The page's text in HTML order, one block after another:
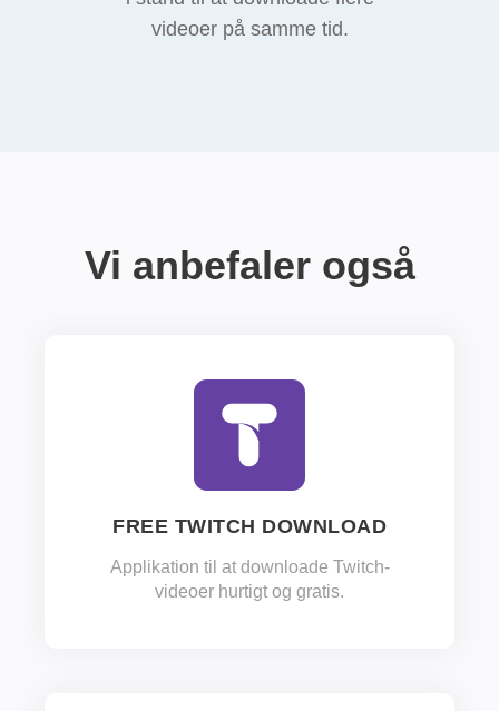
videoer på samme tid.
Vi anbefaler også
FREE TWITCH DOWNLOAD
Applikation til at downloade Twitch-
videoer hurtigt og gratis.